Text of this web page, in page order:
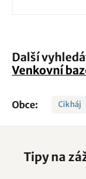
Další
Venkovní
Obce: Cikháj
Tipy na